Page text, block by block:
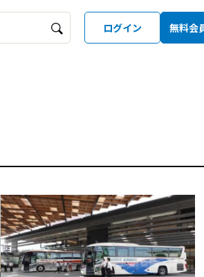
ログイン 無料会